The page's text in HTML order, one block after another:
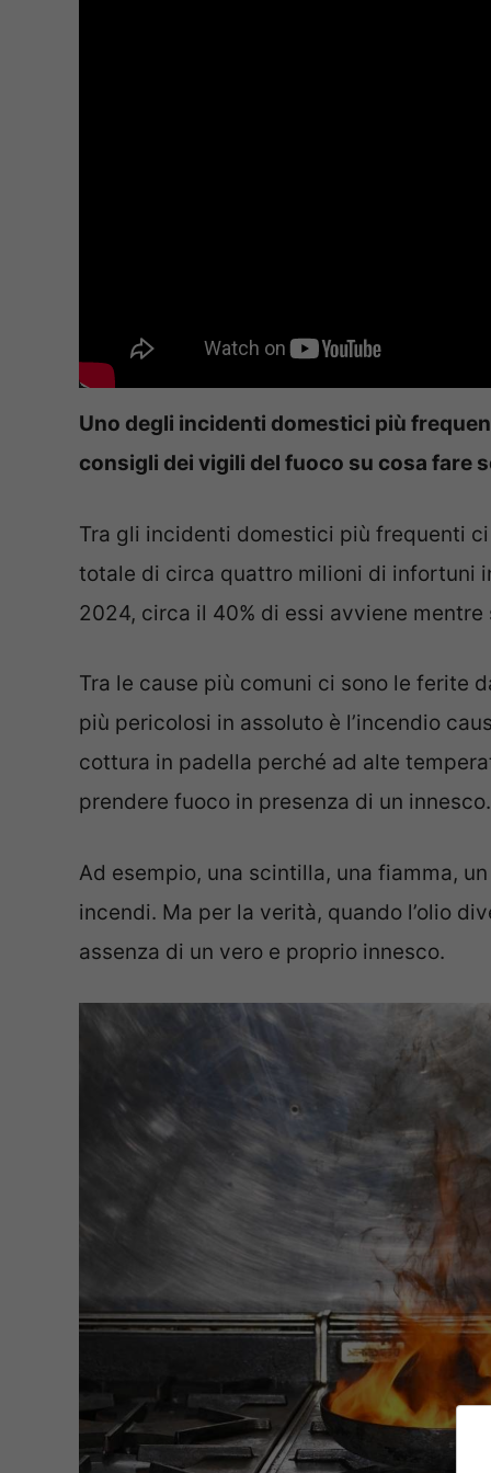
Uno degli incidenti domestici più
consigli dei vigili del fuoco su cosa fare
Tra gli incidenti domestici più frequenti
totale di circa quattro milioni di infortuni
2024, circa il 40% di essi avviene mentre
Tra le cause più comuni ci sono le ferite
più pericolosi in assoluto è l’incendio
cottura in padella perché ad alte
prendere fuoco in presenza di un innesco.
Ad esempio, una scintilla, una fiamma,
incendi. Ma per la verità, quando l’olio
assenza di un vero e proprio innesco.